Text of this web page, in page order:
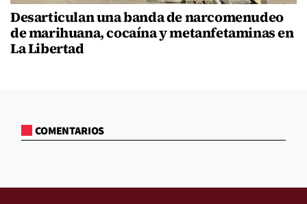
Desarticulan una banda de narcomenudeo
de marihuana, cocaína y metanfetaminas en
La Libertad
COMENTARIOS